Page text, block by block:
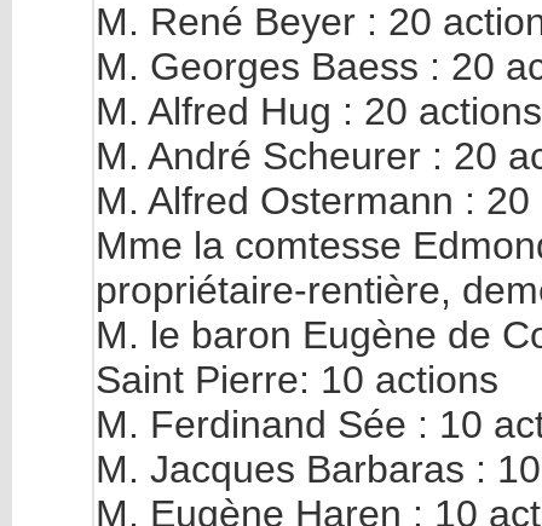
M. René Beyer : 20
M. Georges Baess : 20
M. Alfred Hug : 20 actions
M. André Scheurer : 20
M. Alfred Ostermann : 20
Mme la comtesse
propriétaire-rentière,
M. le baron Eugène de
Saint Pierre: 10 actions
M. Ferdinand Sée : 10
M. Jacques Barbaras :
M. Eugène Haren : 10